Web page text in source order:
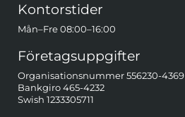
Kontorstider
Mån–Fre 08:00–16:00
Företagsuppgifter
Organisationsnummer 556230-4369
Bankgiro 465-4232
Swish 1233305711